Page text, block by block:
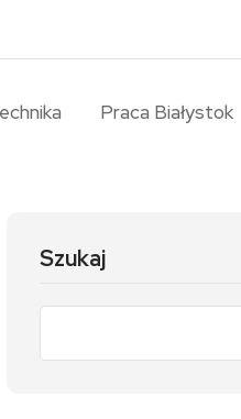
Praca Białystok
Szukaj